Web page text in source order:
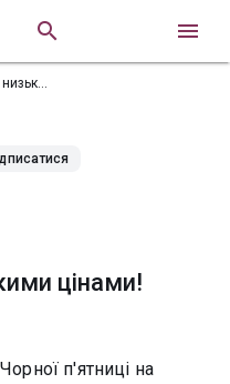
 
Цікаві історії за низькими цінами! Знижка 50 %!!!
цінами!
п'ятниці на